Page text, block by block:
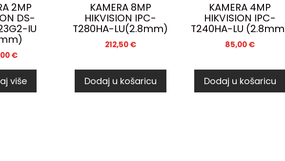
2MP
DS-
IU
€
više
KAMERA 8MP
HIKVISION IPC-
T280HA-LU(2.8mm)
212,50€
Dodaj u košaricu
KAMERA 4MP
HIKVISION IPC-
T240HA-LU
85,00€
Dodaj u košaricu